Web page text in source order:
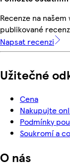
Recenze na
publikované
Napsat recenzi
Užitečné
Cena
Nakupujte
Podmínky
Soukromí a
O nás